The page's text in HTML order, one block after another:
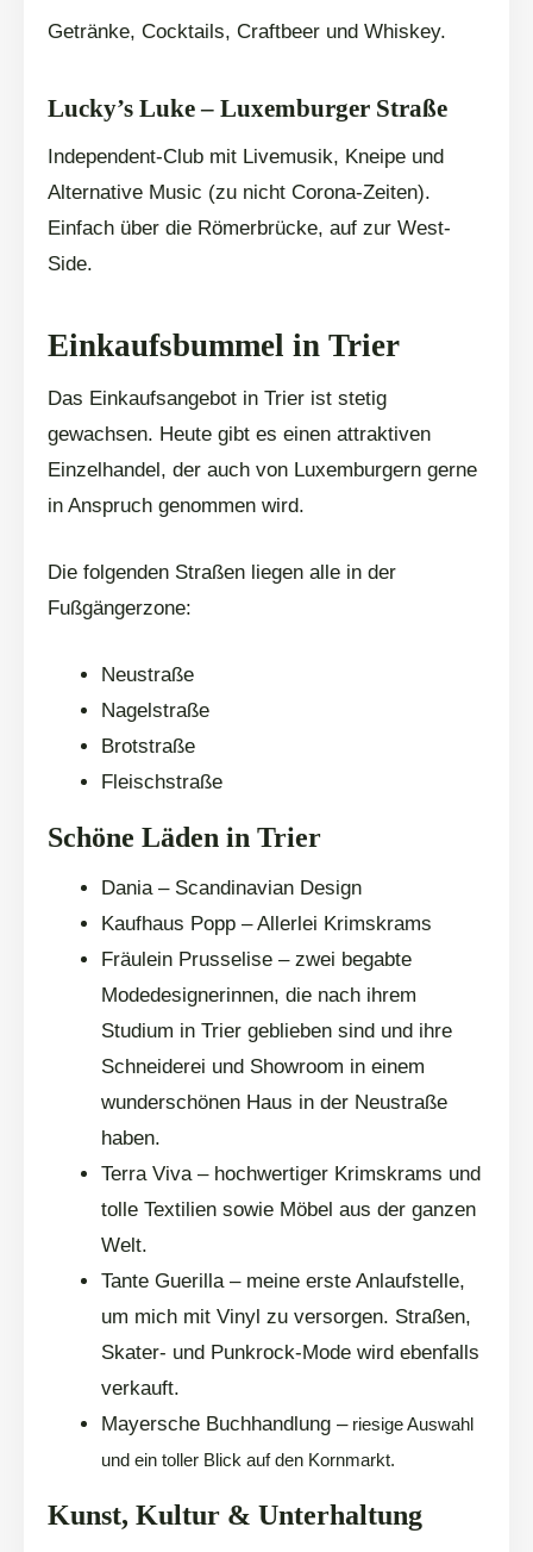
Getränke, Cocktails, Craftbeer und Whiskey.
Lucky’s Luke – Luxemburger Straße
Independent-Club mit Livemusik, Kneipe und
Alternative Music (zu nicht Corona-Zeiten).
Einfach über die Römerbrücke, auf zur West-
Side.
Einkaufsbummel in Trier
Das Einkaufsangebot in Trier ist stetig
gewachsen. Heute gibt es einen attraktiven
Einzelhandel, der auch von Luxemburgern gerne
in Anspruch genommen wird.
Die folgenden Straßen liegen alle in der
Fußgängerzone:
Neustraße
Nagelstraße
Brotstraße
Fleischstraße
Schöne Läden in Trier
Dania – Scandinavian Design
Kaufhaus Popp – Allerlei Krimskrams
Fräulein Prusselise – zwei begabte
Modedesignerinnen, die nach ihrem
Studium in Trier geblieben sind und ihre
Schneiderei und Showroom in einem
wunderschönen Haus in der Neustraße
haben.
Terra Viva – hochwertiger Krimskrams und
tolle Textilien sowie Möbel aus der ganzen
Welt.
Tante Guerilla – meine erste Anlaufstelle,
um mich mit Vinyl zu versorgen. Straßen,
Skater- und Punkrock-Mode wird ebenfalls
verkauft.
Mayersche Buchhandlung –riesige Auswahl
und ein toller Blick auf den Kornmarkt.
Kunst, Kultur & Unterhaltung